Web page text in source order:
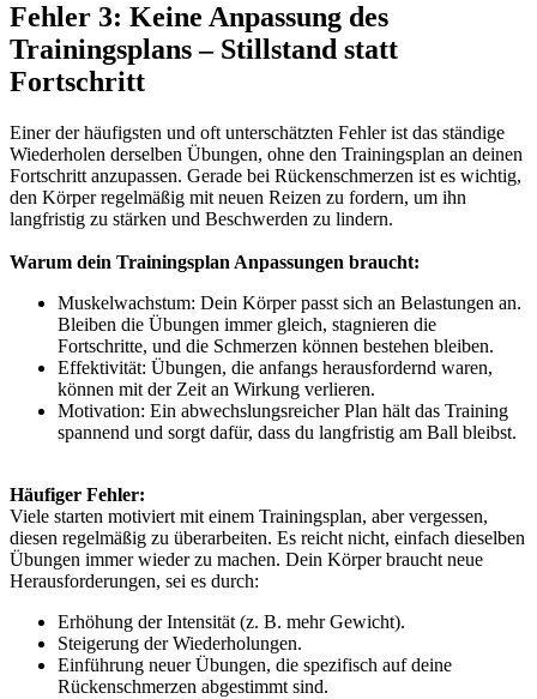
Fehler 3: Keine Anpassung des
Trainingsplans – Stillstand statt
Fortschritt
Einer der häufigsten und oft unterschätzten Fehler ist das ständige
Wiederholen derselben Übungen, ohne den Trainingsplan an deinen
Fortschritt anzupassen. Gerade bei Rückenschmerzen ist es wichtig,
den Körper regelmäßig mit neuen Reizen zu fordern, um ihn
langfristig zu stärken und Beschwerden zu lindern.
Warum dein Trainingsplan Anpassungen braucht:
Muskelwachstum: Dein Körper passt sich an Belastungen an.
Bleiben die Übungen immer gleich, stagnieren die
Fortschritte, und die Schmerzen können bestehen bleiben.
Effektivität: Übungen, die anfangs herausfordernd waren,
können mit der Zeit an Wirkung verlieren.
Motivation: Ein abwechslungsreicher Plan hält das Training
spannend und sorgt dafür, dass du langfristig am Ball bleibst.
Häufiger Fehler:
Viele starten motiviert mit einem Trainingsplan, aber vergessen,
diesen regelmäßig zu überarbeiten. Es reicht nicht, einfach dieselben
Übungen immer wieder zu machen. Dein Körper braucht neue
Herausforderungen, sei es durch:
Erhöhung der Intensität (z. B. mehr Gewicht).
Steigerung der Wiederholungen.
Einführung neuer Übungen, die spezifisch auf deine
Rückenschmerzen abgestimmt sind.